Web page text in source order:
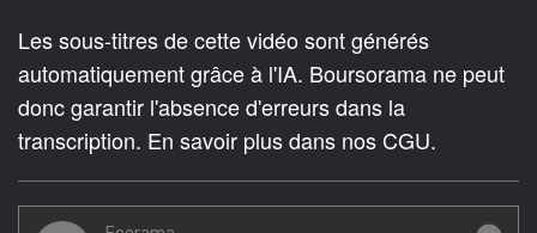
Les sous-titres de cette vidéo sont générés
automatiquement grâce à l'IA. Boursorama ne peut
donc garantir l'absence d'erreurs dans la
transcription. En savoir plus dans nos CGU.